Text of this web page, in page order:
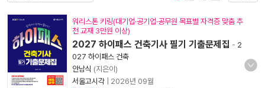
워리스톤 키링(대기업·공기업·공무원 목표별 자격증 맞춤 추
천 교재 3만원 이상)
2027 하이패스 건축기사 필기 기출문제집 - 2
027 하이패스 건축
안남식 (지은이)
서울고시각
2026년 09월